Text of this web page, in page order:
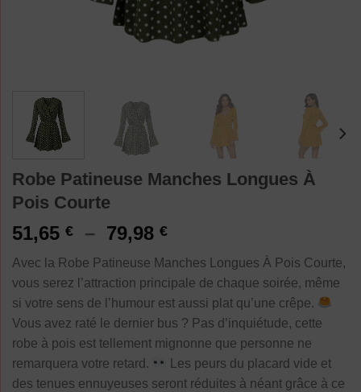
Robe Patineuse Manches Longues À
Pois Courte
51,65 € – 79,98 €Plage
prix :
51,65 €
à
79,98 €
Avec la Robe Patineuse Manches Longues À Pois Courte,
vous serez l’attraction principale de chaque soirée, même
si votre sens de l’humour est aussi plat qu’une crêpe.
Vous avez raté le dernier bus ? Pas d’inquiétude, cette
robe à pois est tellement mignonne que personne ne
remarquera votre retard.
Les peurs du placard vide et
des tenues ennuyeuses seront réduites à néant grâce à ce